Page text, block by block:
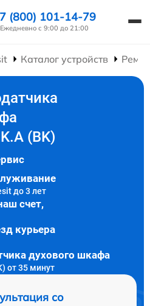
(800) 101-14-79
Ежедневно с 9:00 до 21:00
Каталог устройств
(BK)
до 3 лет
счет,
курьера
духового шкафа
от 35 минут
со